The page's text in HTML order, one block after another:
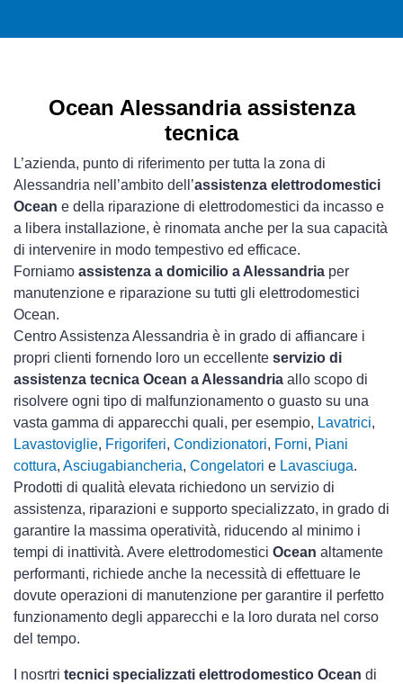
Ocean Alessandria assistenza
tecnica
L’azienda, punto di riferimento per tutta la zona di
Alessandria nell’ambito dell’assistenza elettrodomestici
Ocean e della riparazione di elettrodomestici da incasso e
a libera installazione, è rinomata anche per la sua capacità
di intervenire in modo tempestivo ed efficace.
Forniamo assistenza a domicilio a Alessandria per
manutenzione e riparazione su tutti gli elettrodomestici
Ocean.
Centro Assistenza Alessandria è in grado di affiancare i
propri clienti fornendo loro un eccellente servizio di
assistenza tecnica Ocean a Alessandria allo scopo di
risolvere ogni tipo di malfunzionamento o guasto su una
vasta gamma di apparecchi quali, per esempio, Lavatrici,
Lavastoviglie, Frigoriferi, Condizionatori, Forni, Piani
cottura, Asciugabiancheria, Congelatori e Lavasciuga.
Prodotti di qualità elevata richiedono un servizio di
assistenza, riparazioni e supporto specializzato, in grado di
garantire la massima operatività, riducendo al minimo i
tempi di inattività. Avere elettrodomestici Ocean altamente
performanti, richiede anche la necessità di effettuare le
dovute operazioni di manutenzione per garantire il perfetto
funzionamento degli apparecchi e la loro durata nel corso
del tempo.
I nosrtri tecnici specializzati elettrodomestico Ocean di